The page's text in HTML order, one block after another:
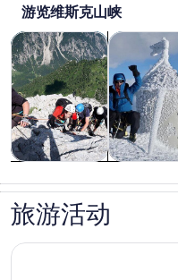
游览维斯克山峡
观光一日游在新标签页中
户外探险
旅游活动
博韦茨:Canyon Učja—欧